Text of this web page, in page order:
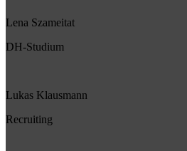
Lena Szameitat
DH-Studium
Lukas Klausmann
Recruiting